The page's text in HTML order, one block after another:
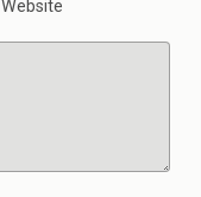
Website